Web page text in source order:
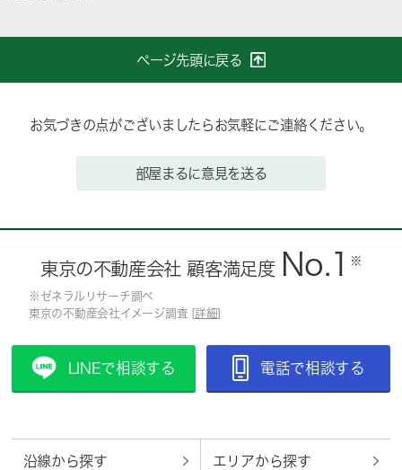
ページ先頭に戻る
お気づきの点がございましたらお気軽にご連絡ください。
部屋まるに意見を送る
東京の不動産会社 顧客満足度 No.1 ※
※ゼネラルリサーチ調べ
東京の不動産会社イメージ調査 [ 詳細
LINEで相談する 電話で相談する
沿線から探す エリアから探す